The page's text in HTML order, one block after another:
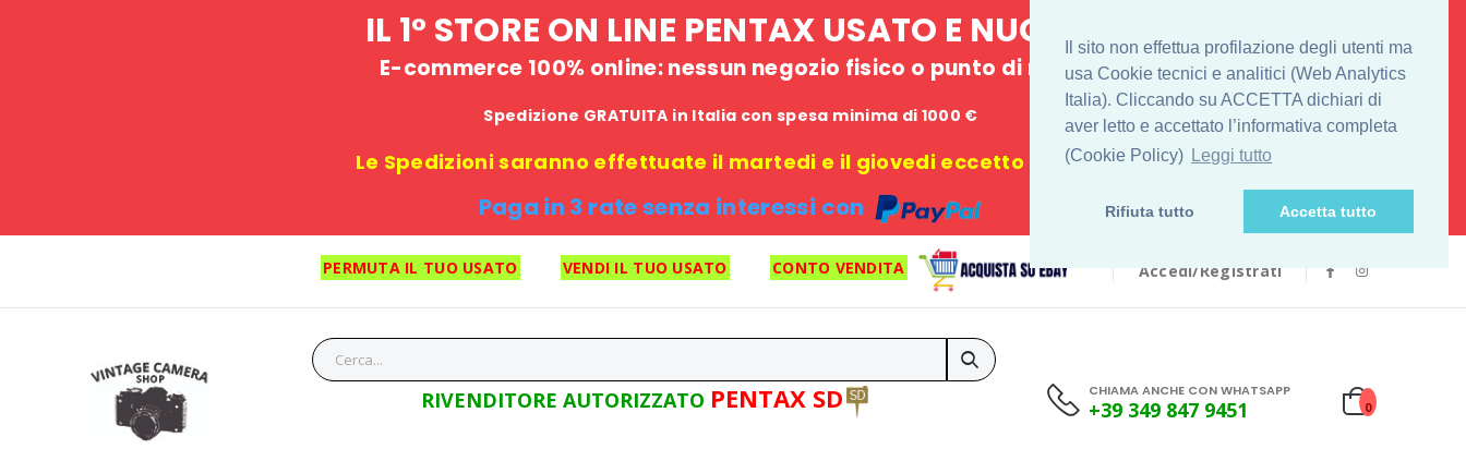
Il sito non effettua profilazione degli utenti ma
usa Cookie tecnici e analitici (Web Analytics
Italia). Cliccando su ACCETTA dichiari di
aver letto e accettato l’informativa completa
(Cookie Policy) Leggi tutto
Rifiuta tutto Accetta tutto
IL 1° STORE ON LINE PENTAX USATO E NUOVO
E-commerce 100% online: nessun negozio fisico o punto di ritiro
Spedizione GRATUITA in Italia con spesa minima di 1000 €
Le Spedizioni saranno effettuate il martedi e il giovedi eccetto i festivi
Paga in 3 rate senza interessi con
PERMUTA IL TUO USATO VENDI IL TUO USATO CONTO VENDITA Accedi/Registrati
RIVENDITORE AUTORIZZATO PENTAX SD CHIAMA ANCHE CON WHATSAPP
+39 349 847 9451 0